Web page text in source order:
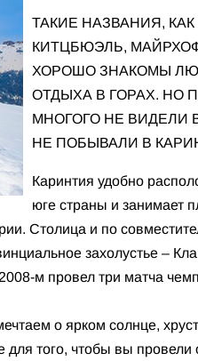
ТАКИЕ НАЗВАНИЯ,
КИТЦБЮЭЛЬ,
ХОРОШО ЗНАКОМЫ
ОТДЫХА В ГОРАХ. НО
МНОГОГО НЕ ВИДЕЛИ
НЕ ПОБЫВАЛИ В
Каринтия удобно
юге страны и занимает
Столица и по
захолустье –
м провел три матча
о ярком солнце,
того, чтобы вы провели